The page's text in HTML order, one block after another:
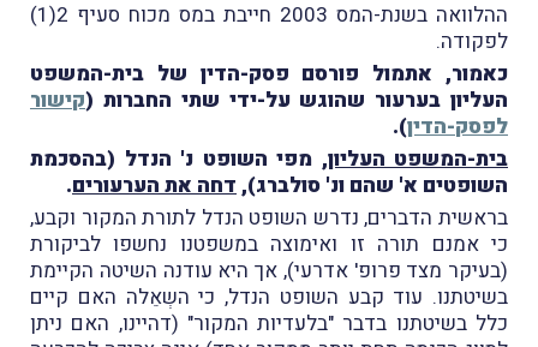
ההלוואה בשנת-המס 2003 חייבת במס מכוח סעיף 2(1)
לפקודה.
כאמור, אתמול פורסם פסק-הדין של בית-המשפט
העליון בערעור שהוגש על-ידי שתי החברות (קישור
לפסק-הדין).
בית-המשפט העליון, מפי השופט נ' הנדל (בהסכמת
השופטים א' שהם ונ' סולברג), דחה את הערעורים.
בראשית הדברים, נדרש השופט הנדל לתורת המקור וקבע,
כי אמנם תורה זו ואימוצה במשפטנו נחשפו לביקורת
(בעיקר מצד פרופ' אדרעי), אך היא עודנה השיטה הקיימת
בשיטתנו. עוד קבע השופט הנדל, כי השְאֵלה האם קיים
כלל בשיטתנו בדבר "בלעדיות המקור" (דהיינו, האם ניתן